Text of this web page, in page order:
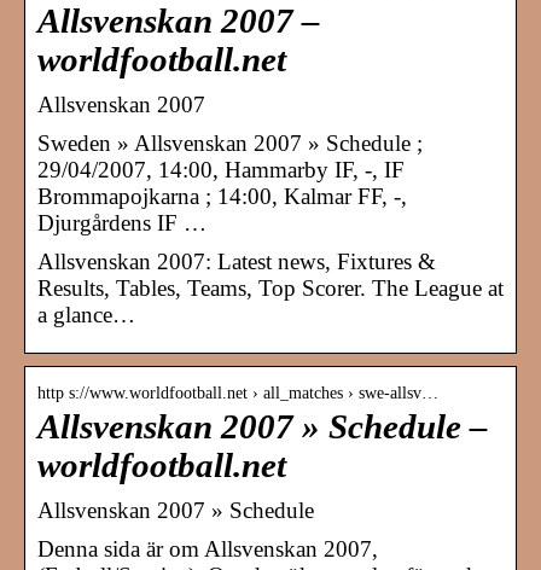
Allsvenskan 2007 –
worldfootball.net
Allsvenskan 2007
Sweden » Allsvenskan 2007 » Schedule ;
29/04/2007, 14:00, Hammarby IF, -, IF
Brommapojkarna ; 14:00, Kalmar FF, -,
Djurgårdens IF …
Allsvenskan 2007: Latest news, Fixtures &
Results, Tables, Teams, Top Scorer. The League at
a glance…
http s://www.worldfootball.net › all_matches › swe-allsv…
Allsvenskan 2007 » Schedule –
worldfootball.net
Allsvenskan 2007 » Schedule
Denna sida är om Allsvenskan 2007,